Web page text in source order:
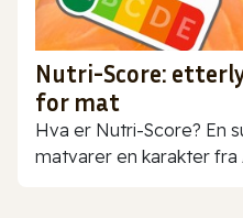
Nutri-Score:
for mat
Hva er Nutri-Score? En
matvarer en karakter fra